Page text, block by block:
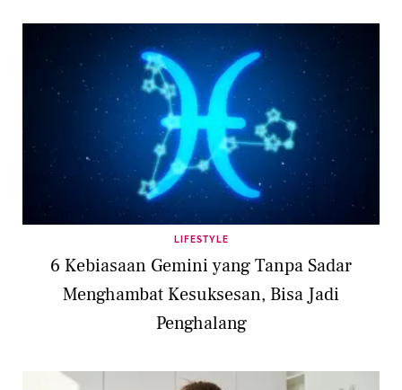
LIFESTYLE
6 Kebiasaan Gemini yang Tanpa Sadar
Menghambat Kesuksesan, Bisa Jadi
Penghalang